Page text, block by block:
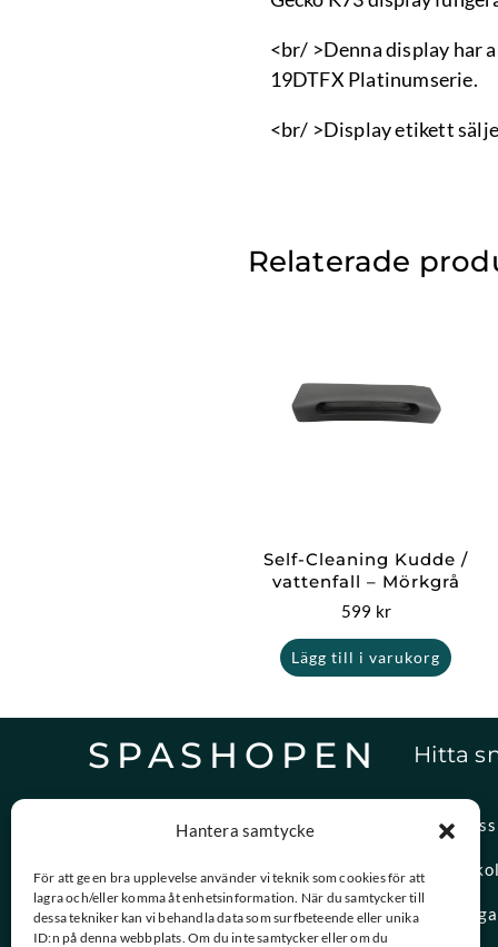
Hantera samtycke
För att ge en bra upplevelse använder vi teknik som cookies för att
lagra och/eller komma åt enhetsinformation. När du samtycker till
dessa tekniker kan vi behandla data som surfbeteende eller unika
ID:n på denna webbplats. Om du inte samtycker eller om du
<br/ >Denna display har
19DTFX Platinumserie.
<br/ >Display etikett
Relaterade
Self-Cleaning Kudde /
vattenfall – Mörkgrå
599 kr
Lägg till i varukorg
SPASHOPEN
reservdelar och vattenvård.
08-756 20 00
Vardagar 09:00 – 15:00
Hitta
Om oss